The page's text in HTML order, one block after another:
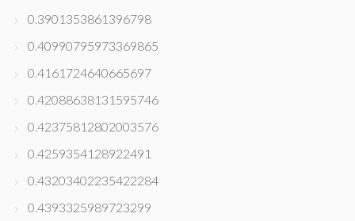
0.3901353861396798
0.40990795973369865
0.4161724640665697
0.42088638131595746
0.42375812802003576
0.4259354128922491
0.43203402235422284
0.4393325989723299